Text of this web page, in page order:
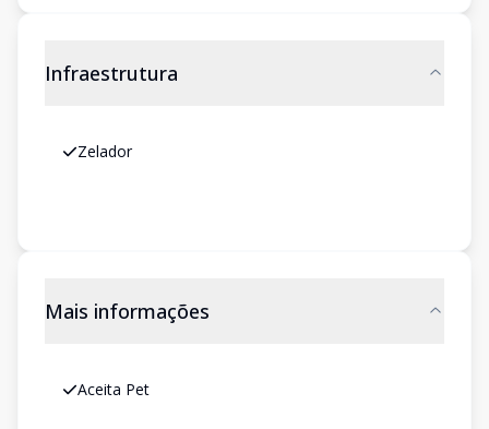
Infraestrutura
Zelador
Mais informações
Aceita Pet